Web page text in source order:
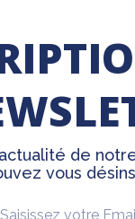
de
vous